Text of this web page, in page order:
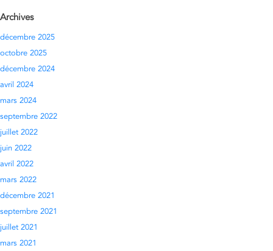
Archives
décembre 2025
octobre 2025
décembre 2024
avril 2024
mars 2024
septembre 2022
juillet 2022
juin 2022
avril 2022
mars 2022
décembre 2021
septembre 2021
juillet 2021
mars 2021